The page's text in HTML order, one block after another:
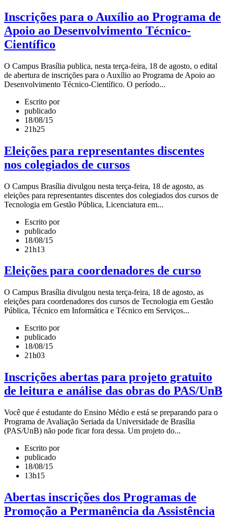
Inscrições para o Auxílio ao Programa de
Apoio ao Desenvolvimento Técnico-
Científico
O Campus Brasília publica, nesta terça-feira, 18 de agosto, o edital
de abertura de inscrições para o Auxílio ao Programa de Apoio ao
Desenvolvimento Técnico-Científico. O período...
Escrito por
publicado
18/08/15
21h25
Eleições para representantes discentes
nos colegiados de cursos
O Campus Brasília divulgou nesta terça-feira, 18 de agosto, as
eleições para representantes discentes dos colegiados dos cursos de
Tecnologia em Gestão Pública, Licenciatura em...
Escrito por
publicado
18/08/15
21h13
Eleições para coordenadores de curso
O Campus Brasília divulgou nesta terça-feira, 18 de agosto, as
eleições para coordenadores dos cursos de Tecnologia em Gestão
Pública, Técnico em Informática e Técnico em Serviços...
Escrito por
publicado
18/08/15
21h03
Inscrições abertas para projeto gratuito
de leitura e análise das obras do PAS/UnB
Você que é estudante do Ensino Médio e está se preparando para o
Programa de Avaliação Seriada da Universidade de Brasília
(PAS/UnB) não pode ficar fora dessa. Um projeto do...
Escrito por
publicado
18/08/15
13h15
Abertas inscrições dos Programas de
Promoção a Permanência da Assistência